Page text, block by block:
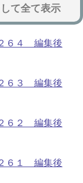
て全て表示
６４ 編集後
６３ 編集後
６２ 編集後
６１ 編集後